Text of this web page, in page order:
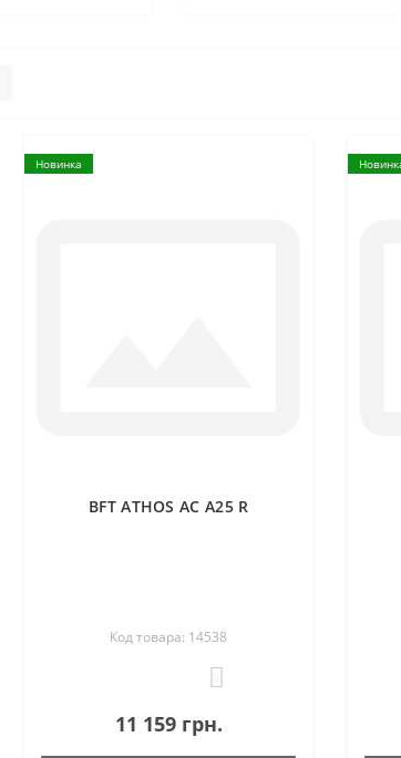
Новинка
BFT ATHOS AC A25 R
Код товара: 14538
11 159 грн.